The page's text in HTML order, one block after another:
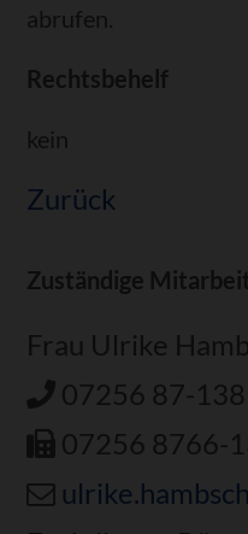
abrufen.
Rechtsbehelf
kein
Zurück
Zuständige
Frau Ulrike
07256 87-138
07256 8766-